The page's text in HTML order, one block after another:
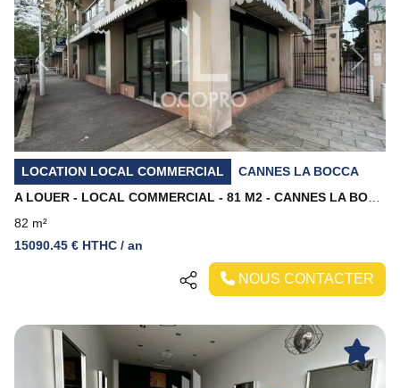
Previous Next
LOCATION LOCAL COMMERCIAL
CANNES LA BOCCA
82 m²
15090.45 € HTHC / an
NOUS CONTACTER